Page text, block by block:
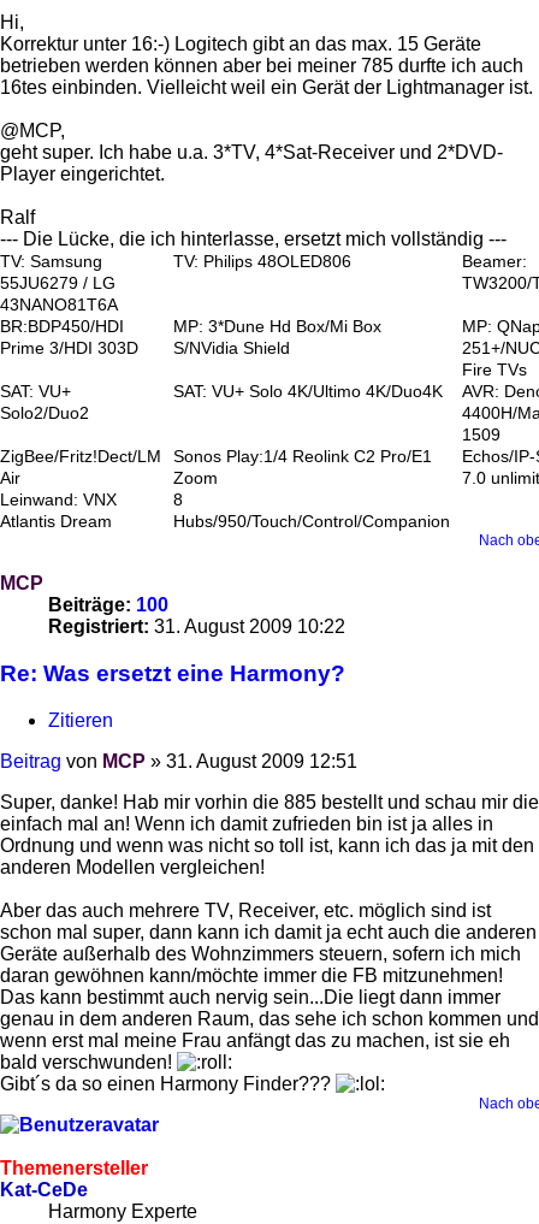
Hi,
Korrektur unter 16:-) Logitech gibt an das max. 15 Geräte
betrieben werden können aber bei meiner 785 durfte ich auch
16tes einbinden. Vielleicht weil ein Gerät der Lightmanager ist.
@MCP,
geht super. Ich habe u.a. 3*TV, 4*Sat-Receiver und 2*DVD-
Player eingerichtet.
Ralf
--- Die Lücke, die ich hinterlasse, ersetzt mich vollständig ---
TV: Samsung
55JU6279 / LG
43NANO81T6A
TV: Philips 48OLED806
Beamer:
TW3200/
BR:BDP450/HDI
Prime 3/HDI 303D
MP: 3*Dune Hd Box/Mi Box
S/NVidia Shield
MP:
251+/
Fire TVs
SAT: VU+
Solo2/Duo2
SAT: VU+ Solo 4K/Ultimo 4K/Duo4K
AVR:
4400H/
1509
ZigBee/Fritz!Dect/LM
Air
Sonos Play:1/4 Reolink C2 Pro/E1
Zoom
Echos/
7.0
Leinwand: VNX
Atlantis Dream
8
Hubs/950/Touch/Control/Companion
Nach
MCP
Beiträge: 100
Registriert: 31. August 2009 10:22
Re: Was ersetzt eine Harmony?
Zitieren
Beitrag von MCP » 31. August 2009 12:51
Super, danke! Hab mir vorhin die 885 bestellt und schau mir die
einfach mal an! Wenn ich damit zufrieden bin ist ja alles in
Ordnung und wenn was nicht so toll ist, kann ich das ja mit den
anderen Modellen vergleichen!
Aber das auch mehrere TV, Receiver, etc. möglich sind ist
schon mal super, dann kann ich damit ja echt auch die anderen
Geräte außerhalb des Wohnzimmers steuern, sofern ich mich
daran gewöhnen kann/möchte immer die FB mitzunehmen!
Das kann bestimmt auch nervig sein...Die liegt dann immer
genau in dem anderen Raum, das sehe ich schon kommen und
wenn erst mal meine Frau anfängt das zu machen, ist sie eh
bald verschwunden!
Gibt´s da so einen Harmony Finder???
Nach
Themenersteller
Kat-CeDe
Harmony Experte